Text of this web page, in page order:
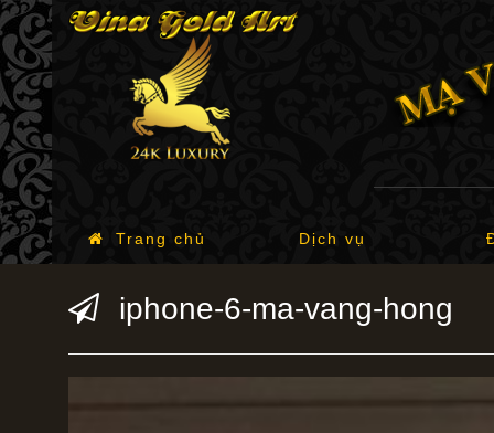
Trang chủ Dịch vụ
iphone-6-ma-vang-hong